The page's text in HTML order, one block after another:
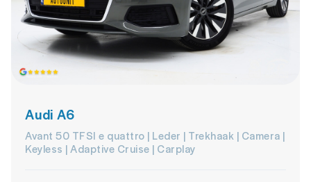
Audi A6
Avant 50 TFSI e quattro | Leder | Trekhaak | Camera |
Keyless | Adaptive Cruise | Carplay